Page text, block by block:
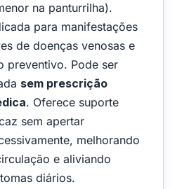
na panturrilha).
para manifestações
de doenças venosas e
preventivo. Pode ser
sem prescrição
. Oferece suporte
sem apertar
melhorando
e aliviando
diários.